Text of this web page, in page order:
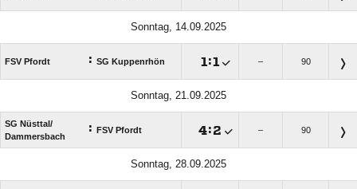
Sonntag, 14.09.2025
FSV Pfordt : SG Kuppenrhön  : – 90
Sonntag, 21.09.2025
SG Nüsttal/​
Dammersbach
: FSV Pfordt : – 90
Sonntag, 28.09.2025